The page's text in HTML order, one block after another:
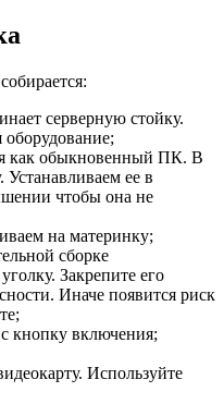
серверную стойку.
как обыкновенный ПК. В
ее в
чтобы она не
на материнку;
сборке
Закрепите его
Иначе появится риск
кнопку включения;
Используйте